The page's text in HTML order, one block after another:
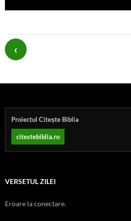
Post
navigation
Proiectul Citește Biblia
citestebiblia.ro
VERSETUL ZILEI
Eroare la conectare.